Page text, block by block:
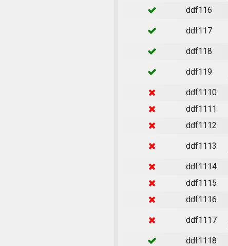
ddf116
ddf117
ddf118
ddf119
ddf1110
ddf1111
ddf1112
ddf1113
ddf1114
ddf1115
ddf1116
ddf1117
ddf1118